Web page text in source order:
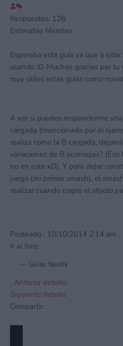
Respuestas: 126
Estimable Member
Esperaba esta guía ya que a
usando :D. Muchas gracias por
muy útiles estas guías como
A ver si puedes responderme
cargada (mencionada por el
realiza como la B cargada,
variaciones de B aconsejas?
no en este xD). Y para dejar
juego (mi primer smash), el
realizar cuando coges el objeto
Posteado : 10/10/2014 2:14 am
Ir al foro:
Anterior debate
Siguiente debate
Compartir: